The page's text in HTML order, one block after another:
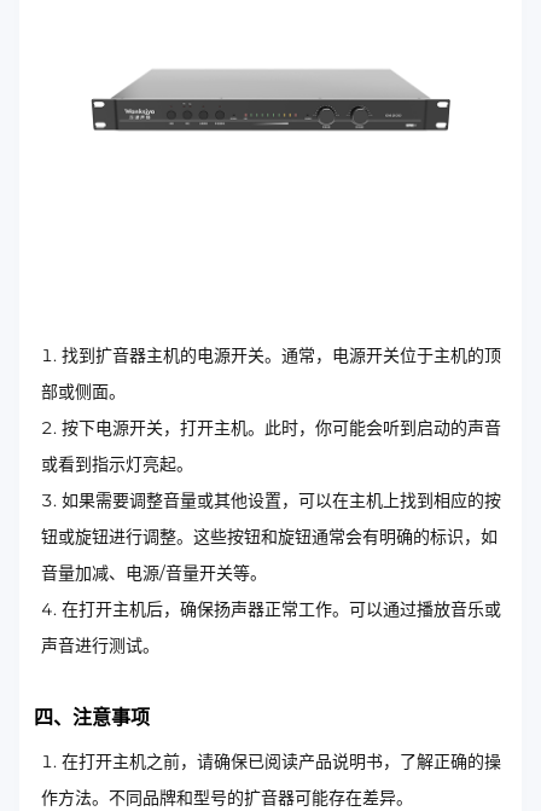
找到扩音器主机的电源开关。通常，电源开关位于主机的顶
部或侧面。
按下电源开关，打开主机。此时，你可能会听到启动的声音
或看到指示灯亮起。
如果需要调整音量或其他设置，可以在主机上找到相应的按
钮或旋钮进行调整。这些按钮和旋钮通常会有明确的标识，如
音量加减、电源/音量开关等。
在打开主机后，确保扬声器正常工作。可以通过播放音乐或
声音进行测试。
四、注意事项
在打开主机之前，请确保已阅读产品说明书，了解正确的操
作方法。不同品牌和型号的扩音器可能存在差异。